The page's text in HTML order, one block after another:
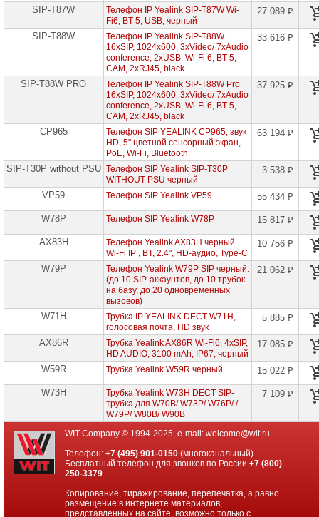
адаптеры
Allied
Telesis
оборудование
Huawei
Сетевое
оборудование
контроля
оборудование
Mikrotik
оборудование
HP
Сетевое
Cisco
(Linksys)
оборудование
Cisco
Сетевое
оборудование
DELL
Сетевое
оборудование
SIP-T87W
Телефон IP Yealink SIP-T87W Wi-
Fi6, BT 5, USB, черный
27 089 ₽
SIP-T88W
Телефон IP Yealink SIP-T88W
16xSIP, 1024x600, 3xVideo/ 7xAudio
conference, 2xUSB, Wi-Fi 6, BT 5,
CAM, 2xRJ45, black
33 616 ₽
SIP-T88W PRO
Телефон IP Yealink SIP-T88W Pro
16xSIP, 1024x600, 3xVideo/ 7xAudio
conference, 2xUSB, Wi-Fi 6, BT 5,
CAM, 2xRJ45, black
37 925 ₽
CP965
Телефон SIP YEALINK CP965, звук
HD, 5" цветной сенсорный экран,
PoE, Wi-Fi, Bluetooth
63 194 ₽
SIP-T30P without PSU Телефон SIP Yealink SIP-T30P
WITHOUT PSU черный
3 538 ₽
VP59 Телефон SIP Yealink VP59 55 434 ₽
W78P Телефон SIP Yealink W78P 15 817 ₽
AX83H
Телефон Yealink AX83H черный
Wi-Fi IP , BT, 2.4", HD-аудио, Type-C
10 756 ₽
W79P
Телефон Yealink W79P SIP черный.
(до 10 SIP-аккаунтов, до 10 трубок
на базу, до 20 одновременных
вызовов)
21 062 ₽
W71H
Трубка IP YEALINK DECT W71H,
голосовая почта, HD звук
5 885 ₽
AX86R
Трубка Yealink AX86R Wi-Fi6, 4xSIP,
HD AUDIO, 3100 mAh, IP67, черный
17 085 ₽
W59R Трубка Yealink W59R черный 15 022 ₽
W73H
Трубка Yealink W73H DECT SIP-
трубка для W70B/ W73P/ W76P/ /
W79P/ W80B/ W90B
7 109 ₽
WIT Company © 1994-2025, e-mail: welcome@wit.ru
Телефон:+7 (495) 901-0150 (многоканальный)
Бесплатный телефон для звонков по России+7 (800)
250-3379
Копирование, тиражирование, перепечатка, а равно
размещение в интернете материалов,
представленных на сайте, возможно только с